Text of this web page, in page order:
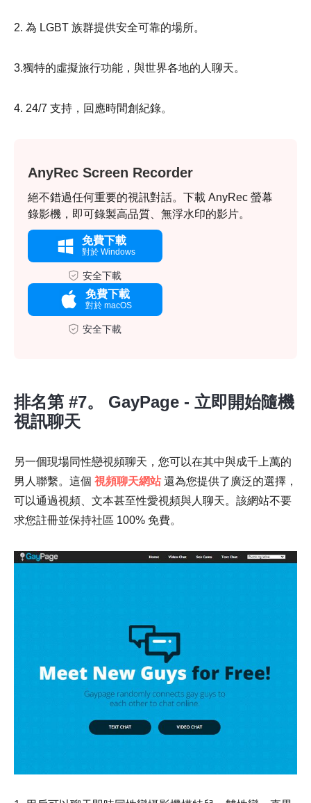
2. 為 LGBT 族群提供安全可靠的場所。
3.獨特的虛擬旅行功能，與世界各地的人聊天。
4. 24/7 支持，回應時間創紀錄。
AnyRec Screen Recorder
絕不錯過任何重要的視訊對話。下載 AnyRec 螢幕
錄影機，即可錄製高品質、無浮水印的影片。
免費下載
對於 Windows
安全下載
免費下載
對於 macOS
安全下載
排名第 #7。 GayPage - 立即開始隨機
視訊聊天
另一個現場同性戀視頻聊天，您可以在其中與成千上萬的
男人聯繫。這個 視頻聊天網站還為您提供了廣泛的選擇，
可以通過視頻、文本甚至性愛視頻與人聊天。該網站不要
求您註冊並保持社區 100% 免費。